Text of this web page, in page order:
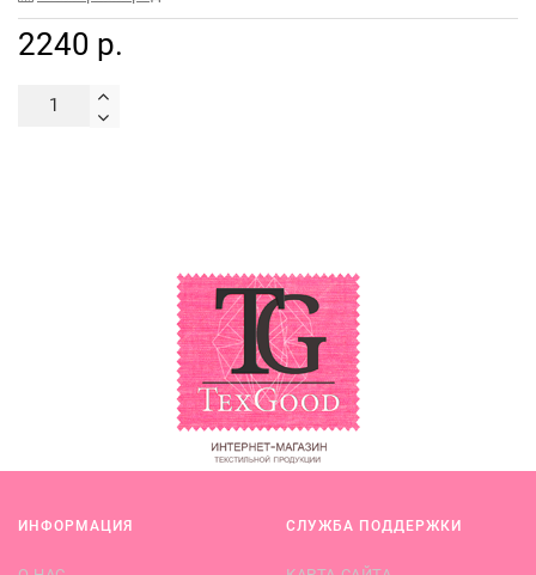
2240 р.
ИНФОРМАЦИЯ СЛУЖБА ПОДДЕРЖКИ